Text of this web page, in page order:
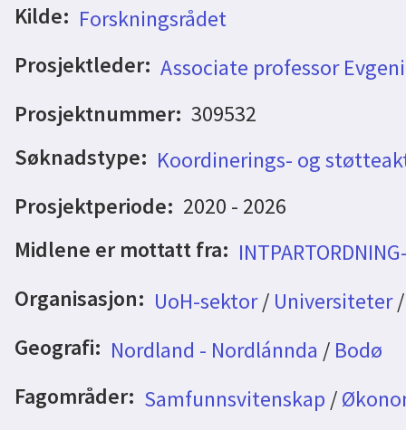
Kilde: Forskningsrådet
Prosjektleder: Associate professor
Prosjektnummer: 309532
Søknadstype: Koordinerings- og
Prosjektperiode: 2020 - 2026
Midlene er mottatt fra:
Organisasjon: UoH-sektor/ Universiteter
Geografi: Nordland - Nordlánnda / Bodø
Fagområder: Samfunnsvitenskap /